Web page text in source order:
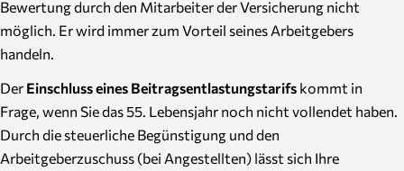
Bewertung durch den Mitarbeiter der Versicherung nicht
möglich. Er wird immer zum Vorteil seines Arbeitgebers
handeln.
Der Einschluss eines Beitragsentlastungstarifs kommt in
Frage, wenn Sie das 55. Lebensjahr noch nicht vollendet haben.
Durch die steuerliche Begünstigung und den
Arbeitgeberzuschuss (bei Angestellten) lässt sich Ihre